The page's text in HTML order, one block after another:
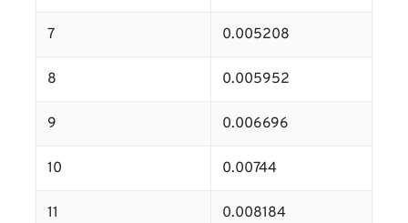
7 0.005208
8 0.005952
9 0.006696
10 0.00744
11 0.008184